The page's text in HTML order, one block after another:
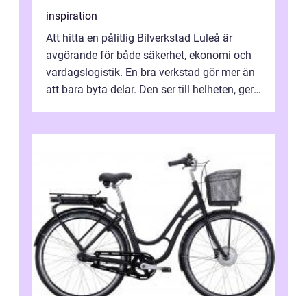
inspiration
Att hitta en pålitlig Bilverkstad Luleå är
avgörande för både säkerhet, ekonomi och
vardagslogistik. En bra verkstad gör mer än
att bara byta delar. Den ser till helheten, ger